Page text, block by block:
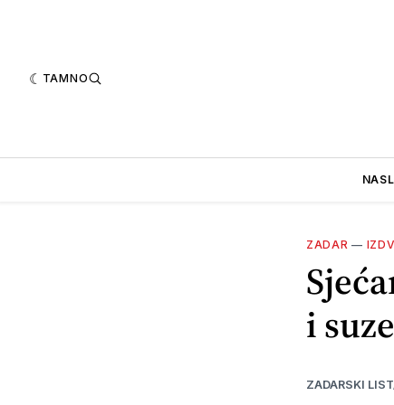
TAMNO
ZADAR —
i suze
ZADARSKI